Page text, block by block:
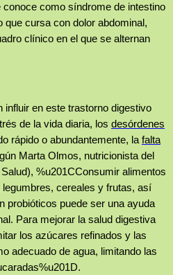
conoce como síndrome de intestino
que cursa con dolor abdominal,
clínico en el que se alternan
influir en este trastorno digestivo
de la vida diaria, los desórdenes
rápido o abundantemente, la falta
Marta Olmos, nutricionista del
%u201CConsumir alimentos
cereales y frutas, así
probióticos puede ser una ayuda
Para mejorar la salud digestiva
los azúcares refinados y las
adecuado de agua, limitando las